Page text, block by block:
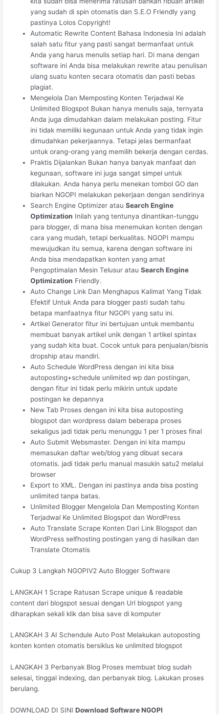
yang sudah di spin otomatis dan S.E.O Friendly yang
pastinya Lolos Copyright!
Automatic Rewrite Content Bahasa Indonesia Ini adalah
salah satu fitur yang pasti sangat bermanfaat untuk
Anda yang harus menulis setiap hari. Di mana dengan
software ini Anda bisa melakukan rewrite atau penulisan
ulang suatu konten secara otomatis dan pasti bebas
plagiat.
Mengelola Dan Memposting Konten Terjadwal Ke
Unlimited Blogspot Bukan hanya menulis saja, ternyata
Anda juga dimudahkan dalam melakukan posting. Fitur
ini tidak memiliki kegunaan untuk Anda yang tidak ingin
dimudahkan pekerjaannya. Tetapi jelas bermanfaat
untuk orang-orang yang memilih bekerja dengan cerdas.
Praktis Dijalankan Bukan hanya banyak manfaat dan
kegunaan, software ini juga sangat simpel untuk
dilakukan. Anda hanya perlu menekan tombol GO dan
biarkan NGOPI melakukan pekerjaan dengan sendirinya
Search Engine Optimizer atauSearch Engine
Optimization Inilah yang tentunya dinantikan-tunggu
para blogger, di mana bisa menemukan konten dengan
cara yang mudah, tetapi berkualitas. NGOPI mampu
mewujudkan itu semua, karena dengan software ini
Anda bisa mendapatkan konten yang amat
Pengoptimalan Mesin Telusur atauSearch Engine
Optimization Friendly.
Auto Change Link Dan Menghapus Kalimat Yang Tidak
Efektif Untuk Anda para blogger pasti sudah tahu
betapa manfaatnya fitur NGOPI yang satu ini.
Artikel Generator fitur ini bertujuan untuk membantu
membuat banyak artikel unik dengan 1 artikel spintax
yang sudah kita buat. Cocok untuk para penjualan/bisnis
dropship atau mandiri.
Auto Schedule WordPress dengan ini kita bisa
autoposting+schedule unlimited wp dan postingan,
dengan fitur ini tidak perlu mikirin untuk update
postingan ke depannya
New Tab Proses dengan ini kita bisa autoposting
blogspot dan wordpress dalam beberapa proses
sekaligus jadi tidak perlu menunggu 1 per 1 proses final
Auto Submit Websmaster. Dengan ini kita mampu
memasukan daftar web/blog yang dibuat secara
otomatis. jadi tidak perlu manual masukin satu2 melalui
browser
Export to XML. Dengan ini pastinya anda bisa posting
unlimited tanpa batas.
Unlimited Blogger Mengelola Dan Memposting Konten
Terjadwal Ke Unlimited Blogspot dan WordPress
Auto Translate Scrape Konten Dari Link Blogspot dan
WordPress selfhosting postingan yang di hasilkan dan
Translate Otomatis
Cukup 3 Langkah NGOPIV2 Auto Blogger Software
LANGKAH 1 Scrape Ratusan Scrape unique & readable
content dari blogspot sesuai dengan Url blogspot yang
diharapkan sekali klik dan bisa save di komputer
LANGKAH 3 AI Schendule Auto Post Melakukan autoposting
konten konten otomatis bersiklus ke unlimited blogspot
LANGKAH 3 Perbanyak Blog Proses membuat blog sudah
selesai, tinggal indexing, dan perbanyak blog. Lakukan proses
berulang.
DOWNLOAD DI SINIDownloadSoftware NGOPI